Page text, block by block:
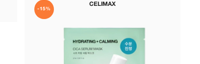
CELIMAX
-15%